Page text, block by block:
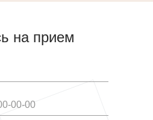
материала
материала
от 36000 ₽
на прием